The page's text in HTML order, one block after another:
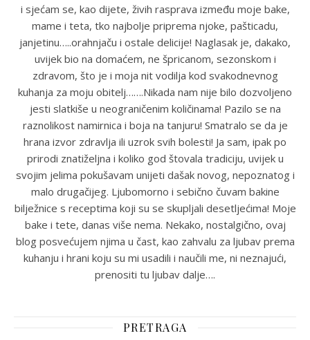
i sjećam se, kao dijete, živih rasprava između moje bake,
mame i teta, tko najbolje priprema njoke, pašticadu,
janjetinu…..orahnjaču i ostale delicije! Naglasak je, dakako,
uvijek bio na domaćem, ne špricanom, sezonskom i
zdravom, što je i moja nit vodilja kod svakodnevnog
kuhanja za moju obitelj…….Nikada nam nije bilo dozvoljeno
jesti slatkiše u neograničenim količinama! Pazilo se na
raznolikost namirnica i boja na tanjuru! Smatralo se da je
hrana izvor zdravlja ili uzrok svih bolesti! Ja sam, ipak po
prirodi znatiželjna i koliko god štovala tradiciju, uvijek u
svojim jelima pokušavam unijeti dašak novog, nepoznatog i
malo drugačijeg. Ljubomorno i sebično čuvam bakine
bilježnice s receptima koji su se skupljali desetljećima! Moje
bake i tete, danas više nema. Nekako, nostalgično, ovaj
blog posvećujem njima u čast, kao zahvalu za ljubav prema
kuhanju i hrani koju su mi usadili i naučili me, ni neznajući,
prenositi tu ljubav dalje….
PRETRAGA